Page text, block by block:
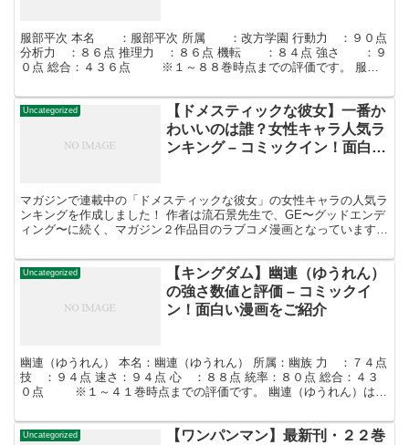
服部平次 本名 ：服部平次 所属 ：改方学園 行動力 ：９０点
分析力 ：８６点 推理力 ：８６点 機転 ：８４点 強さ ：９
０点 総合：４３６点 ※１～８８巻時点までの評価です。 服部
Uncategorized
【ドメスティックな彼女】一番か
わいいのは誰？女性キャラ人気ラ
ンキング – コミックイン！面白い
マガジンで連載中の「ドメスティックな彼女」の女性キャラの人気ラ
ンキングを作成しました！ 作者は流石景先生で、GE〜グッドエンデ
ィング〜に続く、マガジン２作品目のラブコメ漫画となっています。
Uncategorized
【キングダム】幽連（ゆうれん）
の強さ数値と評価 – コミックイ
ン！面白い漫画をご紹介
幽連（ゆうれん） 本名：幽連（ゆうれん） 所属：幽族 力 ：７４点
技 ：９４点 速さ：９４点 心 ：８８点 統率：８０点 総合：４３
０点 ※１～４１巻時点までの評価です。 幽連（ゆうれん）は幽
Uncategorized
【ワンパンマン】最新刊・２２巻